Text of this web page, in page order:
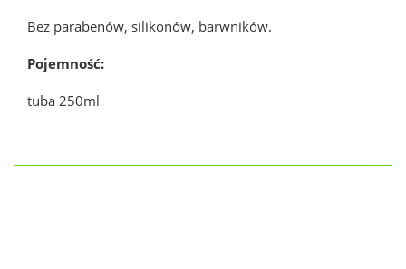
Bez parabenów, silikonów, barwników.
Pojemność:
tuba 250ml